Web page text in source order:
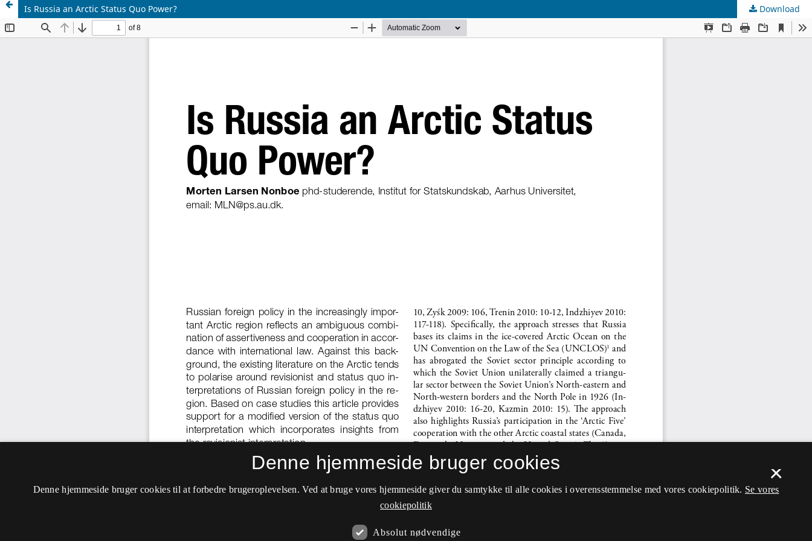
Is Russia an Arctic Status Quo Power? Download
×
Denne hjemmeside bruger cookies
Denne hjemmeside bruger cookies til at forbedre brugeroplevelsen. Ved at bruge vores hjemmeside giver du samtykke til alle cookies i overensstemmelse med vores cookiepolitik. Se vores
cookiepolitik
Absolut nødvendige